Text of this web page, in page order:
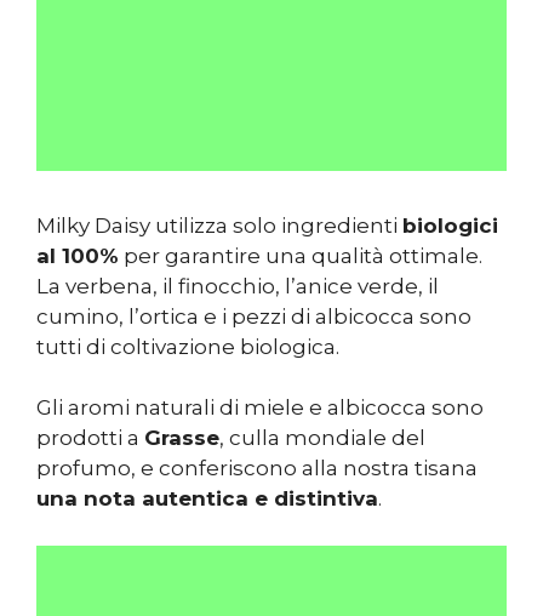
Milky Daisy utilizza solo ingredienti biologici
al 100% per garantire una qualità ottimale.
La verbena, il finocchio, l’anice verde, il
cumino, l’ortica e i pezzi di albicocca sono
tutti di coltivazione biologica.
Gli aromi naturali di miele e albicocca sono
prodotti a Grasse, culla mondiale del
profumo, e conferiscono alla nostra tisana
una nota autentica e distintiva.